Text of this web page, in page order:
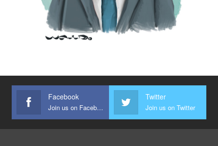
Facebook
Join us on Facebook
Twitter
Join us on Twitter